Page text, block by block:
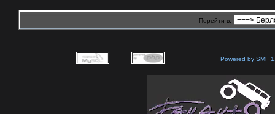
Перейти в:
Powered by SMF